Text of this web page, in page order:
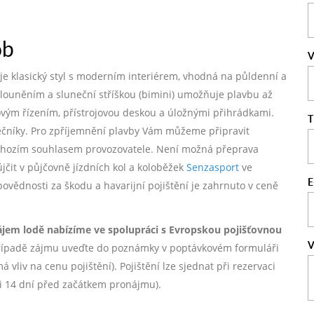
klasický styl s moderním interiérem, vhodná na půldenní a
a sluneční stříškou (bimini) umožňuje plavbu až
řízením, přístrojovou deskou a úložnými přihrádkami.
Pro zpříjemnění plavby Vám můžeme připravit
souhlasem provozovatele. Není možná přeprava
v půjčovně jízdních kol a koloběžek Senzasport ve
za škodu a havarijní pojištění je zahrnuto v ceně
lodě nabízíme ve spolupráci s Evropskou pojišťovnou
zájmu uveďte do poznámky v poptávkovém formuláři
vliv na cenu pojištění). Pojištění lze sjednat při rezervaci
dní před začátkem pronájmu).